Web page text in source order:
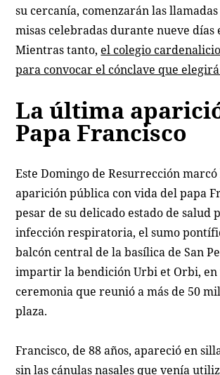
su cercanía, comenzarán las llamadas
misas celebradas durante nueve días
Mientras tanto, el colegio
para convocar el cónclave que
La última
Papa Francisco
Este Domingo de Resurrección
aparición pública con vida del papa
pesar de su delicado estado de salud
infección respiratoria, el sumo
balcón central de la basílica de San
impartir la bendición Urbi et Orbi, en
ceremonia que reunió a más de 50
plaza.
Francisco, de 88 años, apareció en
sin las cánulas nasales que venía